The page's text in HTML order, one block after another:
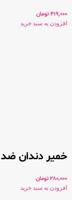
419,000 تومان
افزودن به سبد خرید
خمیر دندان ضد
280,000 تومان
افزودن به سبد خرید